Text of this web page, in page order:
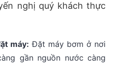
nghị quý khách thực
máy: Đặt máy bơm ở nơi
gần nguồn nước càng